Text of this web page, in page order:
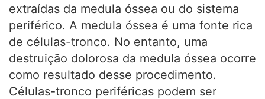
extraídas da medula óssea ou do sistema
periférico. A medula óssea é uma fonte rica
de células-tronco. No entanto, uma
destruição dolorosa da medula óssea ocorre
como resultado desse procedimento.
Células-tronco periféricas podem ser